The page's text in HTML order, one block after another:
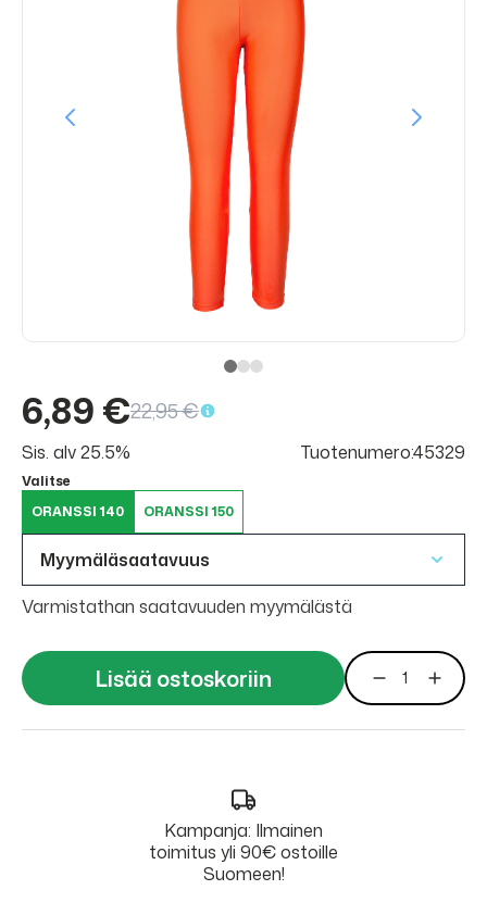
6,89 €22,95 €
Sis. alv 25.5% Tuotenumero:45329
Valitse
ORANSSI 140
ORANSSI 150
Myymäläsaatavuus
Varmistathan saatavuuden myymälästä
Lisää ostoskoriin
Kampanja: Ilmainen
toimitus yli 90€ ostoille
Suomeen!